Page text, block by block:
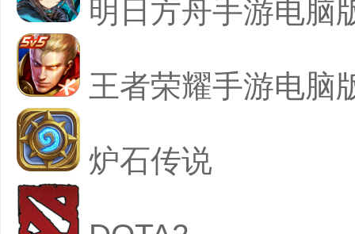
明日方舟手游电脑
王者荣耀手游电脑
炉石传说